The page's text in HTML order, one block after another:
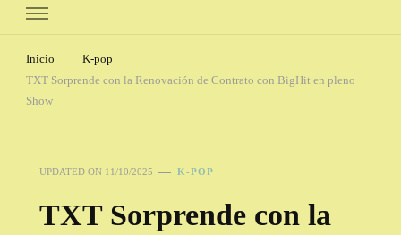
Inicio
K-pop
TXT Sorprende con la Renovación de Contrato con BigHit en pleno
Show
UPDATED ON 11/10/2025 K-POP
TXT Sorprende con la